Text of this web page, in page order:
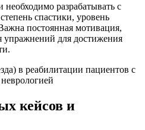
разрабатывать с
спастики, уровень
постоянная мотивация,
упражнений для достижения
кейсов и